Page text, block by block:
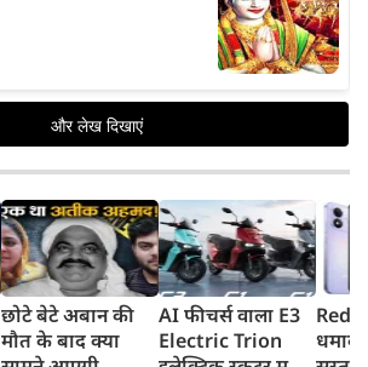
छोटे बेटे अबान की
मौत के बाद क्या
AI फीचर्स वाला E3
Electric Trion